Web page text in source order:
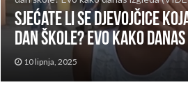
Sjećate li se djevojčice
dan škole? Evo kako danas
10 lipnja, 2025